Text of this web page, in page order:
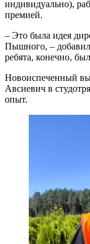
индивидуально),
премией.
– Это была идея
Пышного, –
ребята, конечно,
Новоиспеченный
Авсиевич в
опыт.